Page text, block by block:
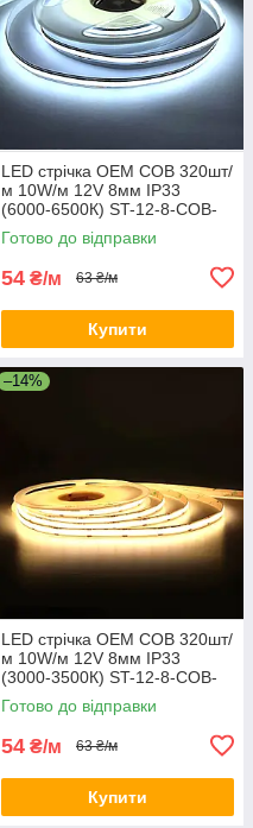
LED стрічка OEM COB 320шт/
м 10W/м 12V 8мм IP33
(6000-6500К) ST-12-8-COB-
320-CW
Готово до відправки
54 ₴/м 63 ₴/м
Купити
–14%
LED стрічка OEM COB 320шт/
м 10W/м 12V 8мм IP33
(3000-3500К) ST-12-8-COB-
320-WW
Готово до відправки
54 ₴/м 63 ₴/м
Купити